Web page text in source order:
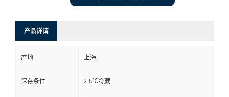
产品详请
产地 上海
保存条件 2-8℃冷藏